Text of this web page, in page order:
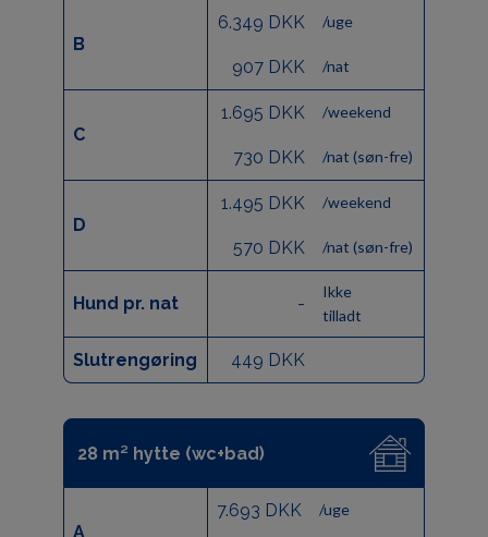
B
6.349 DKK /uge
907 DKK /nat
C
1.695 DKK /weekend
730 DKK /nat (søn-fre)
D
1.495 DKK /weekend
570 DKK /nat (søn-fre)
Hund pr. nat -
Ikke
tilladt
Slutrengøring 449 DKK
28 m² hytte (wc+bad)
A
7.693 DKK /uge